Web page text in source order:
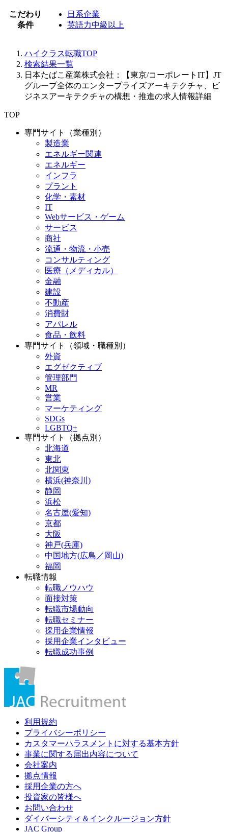
こだわり
条件
日系企業
英語力中級以上
ハイクラス転職TOP
検索結果一覧
日本たばこ産業株式会社：【東京/コーポレートIT】JT
グループ全体のエンタープライズアーキテクチャ、ビ
ジネスアーキテクチャの構想・推進の求人情報詳細
TOP
専門サイト（業種別）
製造業
エネルギー関連
エネルギー
インフラ
プラント
化学・素材
IT
Webサービス・ゲーム
サービス
商社
流通・物流・小売
コンサルティング
医療（メディカル）
金融
建設
不動産
消費財
アパレル
食品・飲料
専門サイト（領域・職種別）
外資
エグゼクティブ
管理部門
MR
営業
マーケティング
SDGs
LGBTQ+
専門サイト（拠点別）
北海道
東北
北関東
横浜(神奈川)
静岡
浜松
名古屋(愛知)
京都
大阪
神戸(兵庫)
中国地方(広島／岡山)
福岡
転職情報
転職ノウハウ
面接対策
転職市場動向
転職セミナー
採用企業情報
採用企業インタビュー
転職成功事例
利用規約
プライバシーポリシー
カスタマーハラスメントに対する基本方針
事業に関する届出内容について
会社案内
拠点情報
採用企業の方へ
投資家の皆様へ
お問い合わせ
ダイバーシティ＆インクルージョン方針
JAC Group